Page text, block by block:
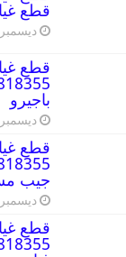
قطع
ديسمبر 1, 2023
قطع
باجيرو
ديسمبر 1, 2023
قطع
جيب
ديسمبر 1, 2023
قطع